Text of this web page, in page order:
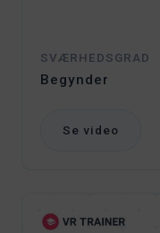
SVÆRHEDSGRAD
Begynder
Se video